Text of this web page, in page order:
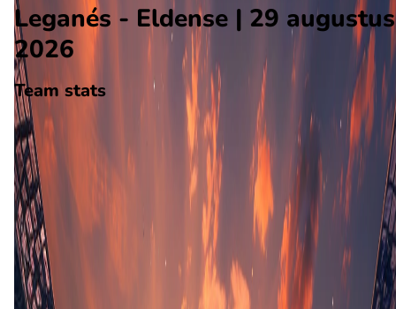
Leganés - Eldense | 29 augustus
2026
Team stats
Leganés
Leganés
-
Eldense
Eldense
0aantal goals
0gewonnen
verloren